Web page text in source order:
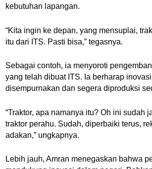
kebutuhan lapangan.
“Kita ingin ke depan, yang mensuplai,
itu dari ITS. Pasti bisa,” tegasnya.
Sebagai contoh, ia menyoroti
yang telah dibuat ITS. Ia berharap
disempurnakan dan segera diproduksi
“Traktor, apa namanya itu? Oh ini sudah
traktor perahu. Sudah, diperbaiki terus,
adakan,” ungkapnya.
Lebih jauh, Amran menegaskan bahwa